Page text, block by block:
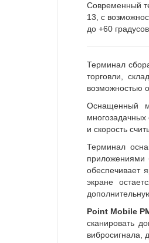
Современный
13, с
до +60
Терминал
торговли,
возможностью
Оснащенный
многозадачных
и скорость
Терминал
приложениями
обеспечивает
экране
Point Mobile
сканировать
вибросигнала,